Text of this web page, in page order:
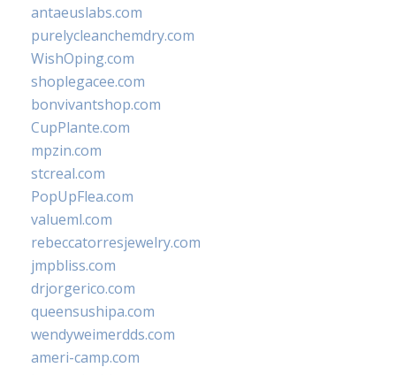
antaeuslabs.com
purelycleanchemdry.com
WishOping.com
shoplegacee.com
bonvivantshop.com
CupPlante.com
mpzin.com
stcreal.com
PopUpFlea.com
valueml.com
rebeccatorresjewelry.com
jmpbliss.com
drjorgerico.com
queensushipa.com
wendyweimerdds.com
ameri-camp.com